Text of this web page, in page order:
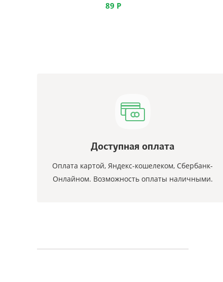
89 Р
Доступная оплата
Оплата картой, Яндекс-кошелеком, Сбербанк-
Онлайном. Возможность оплаты наличными.